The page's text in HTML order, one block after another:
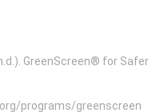
GreenScreen® for Safer
programs/greenscreen